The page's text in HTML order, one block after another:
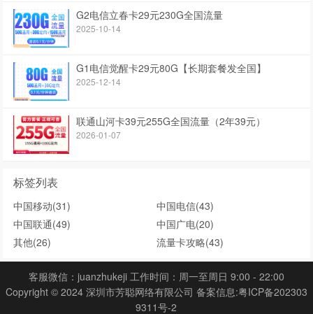
G2电信立春卡29元230G全国流量
2025-10-14
G1电信觉醒卡29元80G【长期套餐发全国】
2025-12-14
联通山河卡39元255G全国流量（2年39元）
2026-01-07
标签列表
中国移动(31) 中国电信(43)
中国联通(49) 中国广电(20)
其他(26) 流量卡攻略(43)
客服微信：juanzhukeji 工作时间：周一至周日 9:00 - 22:00
Copyright © 2024 深圳市芳聪网络有限公司 备案信息:粤ICP备202303
9311号-2